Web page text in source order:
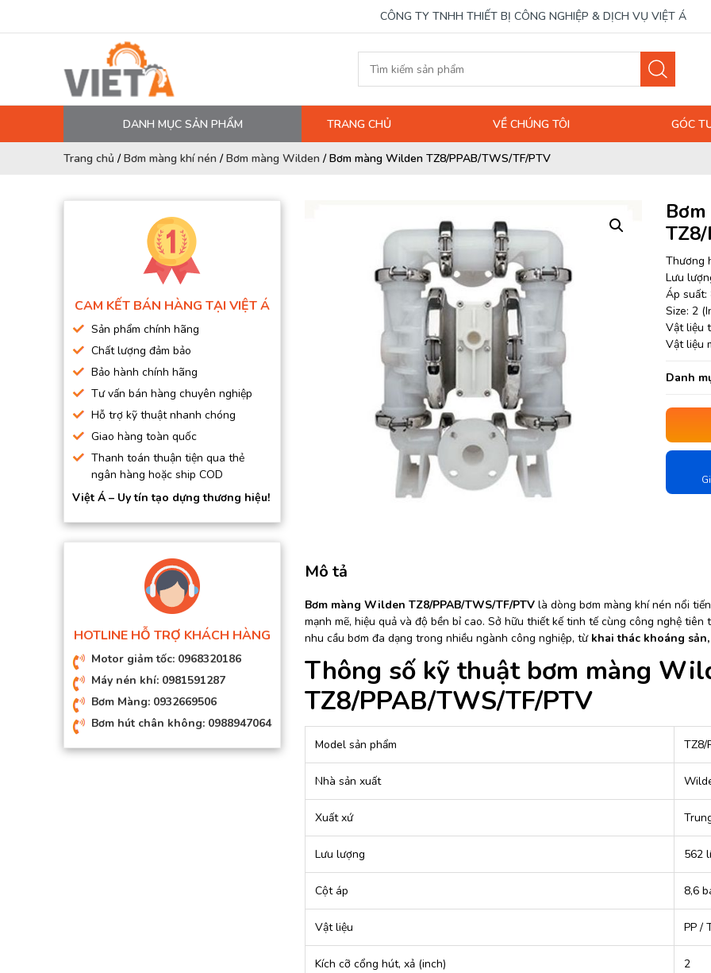
CÔNG TY TNHH THIẾT BỊ CÔNG NGHIỆP & DỊCH VỤ VIỆT Á
DANH MỤC SẢN PHẨM
MÁY NÉN KHÍ
DẦU MÁY NÉN KHÍ
DÂY HƠI, ỐNG HƠI
BƠM MÀNG KHÍ NÉN
BƠM HÚT CHÂN KHÔNG
BƠM ĐỊNH LƯỢNG
MOTOR, HỘP GIẢM TỐC
MÁY TẠO KHÍ NITO
TRANG CHỦ VỀ CHÚNG TÔI GÓC
Trang chủ /Bơm màng khí nén /Bơm màng Wilden /Bơm màng Wilden TZ8/PPAB/TWS/TF/PTV
CAM KẾT BÁN HÀNG TẠI VIỆT Á
Sản phẩm chính hãng
Chất lượng đảm bảo
Bảo hành chính hãng
Tư vấn bán hàng chuyên nghiệp
Hỗ trợ kỹ thuật nhanh chóng
Giao hàng toàn quốc
Thanh toán thuận tiện qua thẻ
ngân hàng hoặc ship COD
Việt Á – Uy tín tạo dựng thương hiệu!
HOTLINE HỖ TRỢ KHÁCH HÀNG
Motor giảm tốc: 0968320186
Máy nén khí: 0981591287
Bơm Màng: 0932669506
Bơm hút chân không: 0988947064
Thương
Lưu
Áp suất:
Size: 2
Vật liệu
Vật liệu
Danh
Mô tả
Bơm màng Wilden TZ8/PPAB/TWS/TF/PTVlà dòng bơm màng khí nén nổi
mạnh mẽ, hiệu quả và độ bền bỉ cao. Sở hữu thiết kế tinh tế cùng công nghệ
nhu cầu bơm đa dạng trong nhiều ngành công nghiệp, từ khai thác khoáng
Thông số kỹ thuật bơm màng
TZ8/PPAB/TWS/TF/PTV
Model sản phẩm TZ8/
Nhà sản xuất
Xuất xứ
Lưu lượng 562
Cột áp 8,6
Vật liệu PP /
Kích cỡ cổng hút, xả (inch) 2